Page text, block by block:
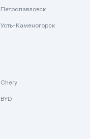
Петропавловск
Усть-Каменогорск
Chery
BYD